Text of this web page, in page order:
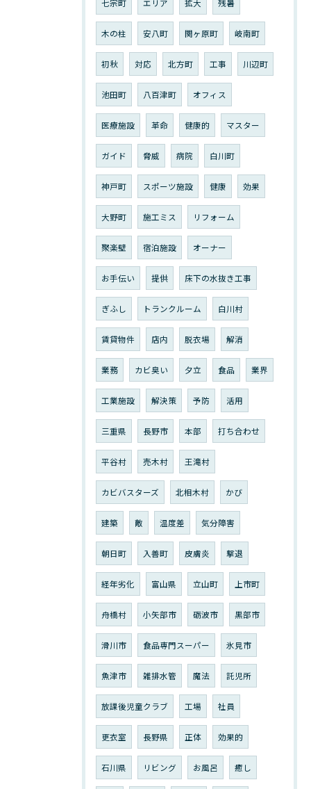
七宗町 エリア 拡大 残暑
木の柱 安八町 関ヶ原町 岐南町
初秋 対応 北方町 工事 川辺町
池田町 八百津町 オフィス
医療施設 革命 健康的 マスター
ガイド 脅威 病院 白川町
神戸町 スポーツ施設 健康 効果
大野町 施工ミス リフォーム
聚楽壁 宿泊施設 オーナー
お手伝い 提供 床下の水抜き工事
ぎふし トランクルーム 白川村
賃貸物件 店内 脱衣場 解消
業務 カビ臭い 夕立 食品 業界
工業施設 解決策 予防 活用
三重県 長野市 本部 打ち合わせ
平谷村 売木村 王滝村
カビバスターズ 北相木村 かび
建築 敵 温度差 気分障害
朝日町 入善町 皮膚炎 撃退
経年劣化 富山県 立山町 上市町
舟橋村 小矢部市 砺波市 黒部市
滑川市 食品専門スーパー 氷見市
魚津市 雑排水管 魔法 託児所
放課後児童クラブ 工場 社員
更衣室 長野県 正体 効果的
石川県 リビング お風呂 癒し